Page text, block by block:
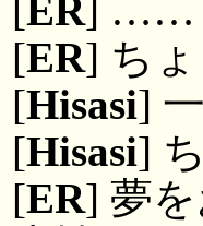
[ER] ……
[ER] ちょ
[Hisasi]
[Hisasi]
[ER] 夢